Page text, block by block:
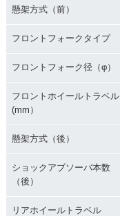
懸架方式（前）
フロントフォークタイプ
フロントフォーク径（φ）
フロントホイールトラベル
(mm）
懸架方式（後）
ショックアブソーバ本数
（後）
リアホイールトラベル